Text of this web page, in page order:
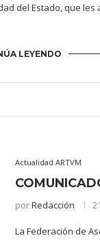
del Estado, que
LEYENDO
Actualidad ARTVM
porRedacción
La Federación de